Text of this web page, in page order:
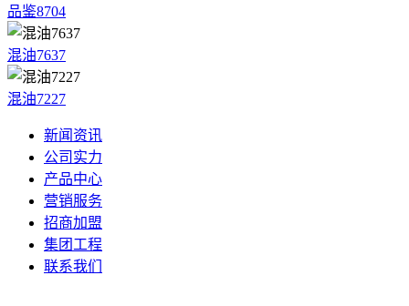
品鉴8704
混油7637
混油7227
新闻资讯
公司实力
产品中心
营销服务
招商加盟
集团工程
联系我们